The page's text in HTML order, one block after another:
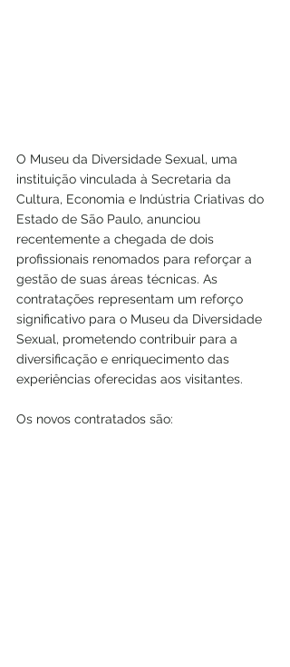
O Museu da Diversidade Sexual, uma
instituição vinculada à Secretaria da
Cultura, Economia e Indústria Criativas do
Estado de São Paulo, anunciou
recentemente a chegada de dois
profissionais renomados para reforçar a
gestão de suas áreas técnicas. As
contratações representam um reforço
significativo para o Museu da Diversidade
Sexual, prometendo contribuir para a
diversificação e enriquecimento das
experiências oferecidas aos visitantes.
Os novos contratados são: